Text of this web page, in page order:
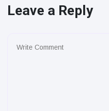
Leave a Reply